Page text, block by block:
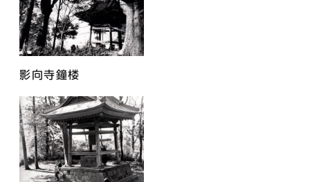
影向寺鐘楼